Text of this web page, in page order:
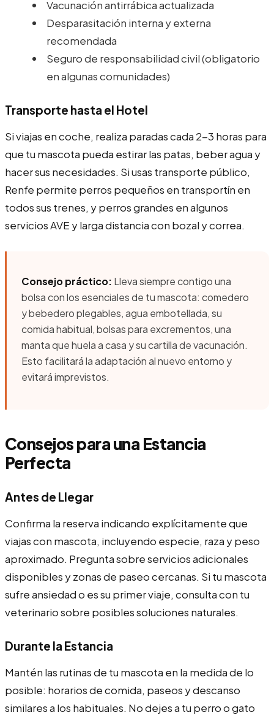
Vacunación antirrábica actualizada
Desparasitación interna y externa
recomendada
Seguro de responsabilidad civil (obligatorio
en algunas comunidades)
Transporte hasta el Hotel
Si viajas en coche, realiza paradas cada 2-3 horas para
que tu mascota pueda estirar las patas, beber agua y
hacer sus necesidades. Si usas transporte público,
Renfe permite perros pequeños en transportín en
todos sus trenes, y perros grandes en algunos
servicios AVE y larga distancia con bozal y correa.
Consejo práctico: Lleva siempre contigo una
bolsa con los esenciales de tu mascota: comedero
y bebedero plegables, agua embotellada, su
comida habitual, bolsas para excrementos, una
manta que huela a casa y su cartilla de vacunación.
Esto facilitará la adaptación al nuevo entorno y
evitará imprevistos.
Consejos para una Estancia
Perfecta
Antes de Llegar
Confirma la reserva indicando explícitamente que
viajas con mascota, incluyendo especie, raza y peso
aproximado. Pregunta sobre servicios adicionales
disponibles y zonas de paseo cercanas. Si tu mascota
sufre ansiedad o es su primer viaje, consulta con tu
veterinario sobre posibles soluciones naturales.
Durante la Estancia
Mantén las rutinas de tu mascota en la medida de lo
posible: horarios de comida, paseos y descanso
similares a los habituales. No dejes a tu perro o gato